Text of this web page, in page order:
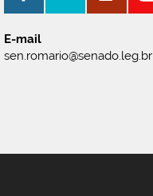
E-mail
sen.romario@senado.leg.br